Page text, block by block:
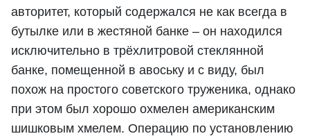
авторитет, который содержался не как всегда в
бутылке или в жестяной банке – он находился
исключительно в трёхлитровой стеклянной
банке, помещенной в авоську и с виду, был
похож на простого советского труженика, однако
при этом был хорошо охмелен американским
шишковым хмелем. Операцию по установлению